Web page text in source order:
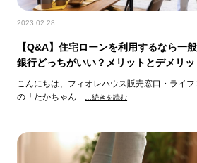
2023.02.28
【Q&A】住宅ローンを利用するなら一
銀行どっちがいい？メリットとデメリッ
こんにちは、フィオレハウス販売窓口・ライ
の「たかちゃん
…続きを読む